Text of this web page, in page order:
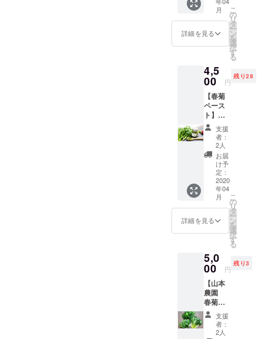
ために
活用さ
せてい
ただき
春菊
（生サ
ラダ
用）の2
種類 春
菊 1袋
2種類2
袋づ
つ 合
計４袋
同じ春
菊でも
「香
り、
味、う
まみ」
の違い
を楽し
めま
す。山
本農園
のクセ
になる
ご賞味
くださ
い。 ※
冷蔵品
でお届
けしま
す。
月
詳細を見る
こ
の
リ
タ
ー
ン
を
選
択
す
る
4,5
00 円
残り28
【春菊
ペース
ト】
コース
・お礼
状 ・春
菊ペー
スト
（洋
風） 1
個
100ml
農園の
春菊を
ふんだ
んに使
つくり
まし
た。フ
レッ
シュで
濃厚、
単品で
も際立
つ味に
支援
者：
2人
お届
け予
定：
2020
年04
月
詳細を見る
こ
の
リ
タ
ー
ン
を
選
択
す
る
5,0
00 円
残り3
【山本
農園
春菊ほ
か野菜
２種類
詰合
支援
者：
2人